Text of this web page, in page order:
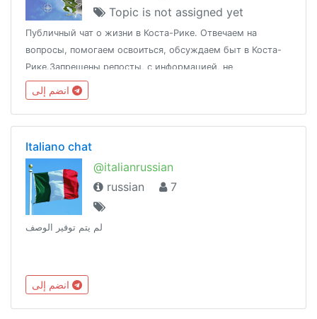
Topic is not assigned yet
Публичный чат о жизни в Коста-Рике. Отвечаем на
вопросы, помогаем освоиться, обсуждаем быт в Коста-
Рике.Запрещены репосты, с информацией, не
относящийся к теме чата (мешает участникам чата найти
полезную информацию)
Italiano chat
@italianrussian
russian
7
لم يتم توفير الوصف